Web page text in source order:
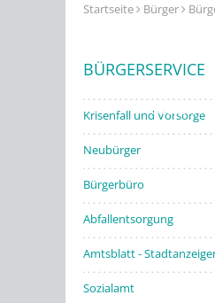
Startseite Bürger
BÜRGERSERVICE
Krisenfall und Vorsorge
Neubürger
Bürgerbüro
Abfallentsorgung
Amtsblatt -
Sozialamt